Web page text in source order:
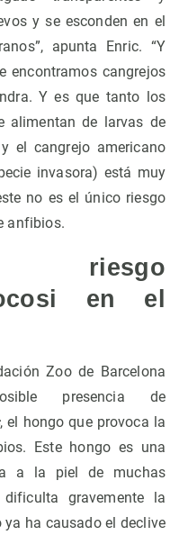
y se esconden en el
apunta Enric. “Y
encontramos cangrejos
Y es que tanto los
alimentan de larvas de
el cangrejo americano
invasora) está muy
no es el único riesgo
anfibios.
en el
Zoo de Barcelona
presencia de
, el hongo que provoca la
Este hongo es una
a la piel de muchas
gravemente la
ha causado el declive